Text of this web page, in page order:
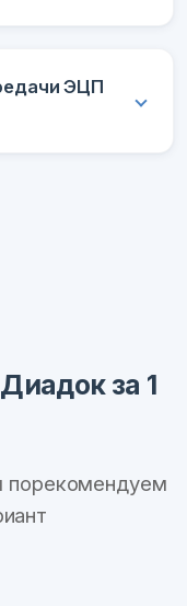
ЭЦП
за 1
порекомендуем